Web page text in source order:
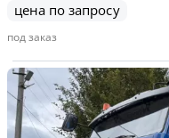
цена по запросу
под заказ